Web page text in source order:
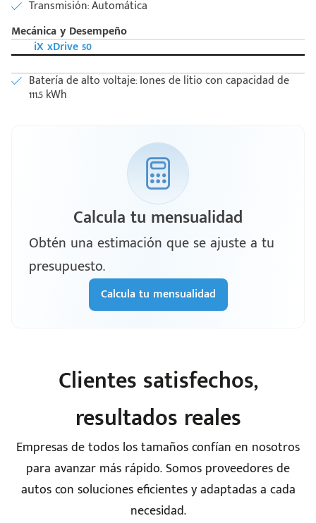
Transmisión: Automática
Mecánica y Desempeño
iX xDrive 50
Batería de alto voltaje: Iones de litio con capacidad de
111.5 kWh
Calcula tu mensualidad
Obtén una estimación que se ajuste a tu
presupuesto.
Calcula tu mensualidad
Clientes satisfechos,
resultados reales
Empresas de todos los tamaños confían en nosotros
para avanzar más rápido. Somos proveedores de
autos con soluciones eficientes y adaptadas a cada
necesidad.